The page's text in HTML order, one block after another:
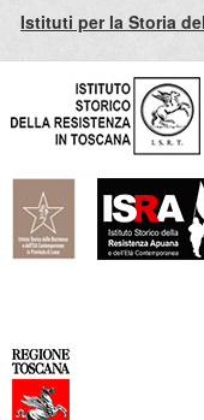
Istituti per la Storia